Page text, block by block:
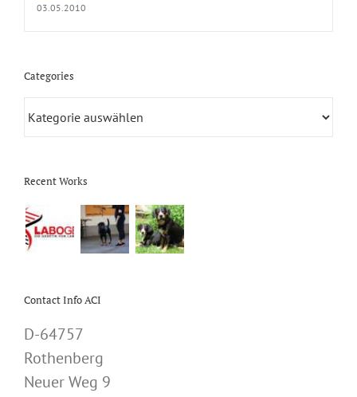
03.05.2010
Categories
Categories
Recent Works
Contact Info ACI
D-64757
Rothenberg
Neuer Weg 9